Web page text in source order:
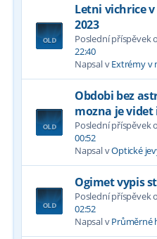
Letni vichrice
2023
Poslední příspěvek
22:40
Napsal vExtrémy v
Obdobi bez
mozna je
Poslední příspěvek
00:52
Napsal vOptické
Ogimet vypis
Poslední příspěvek
02:52
Napsal vPrůměrné